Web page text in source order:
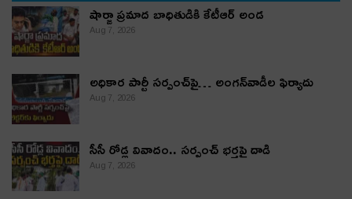
షార్జా ప్రమాద బాధితుడికి కేటీఆర్ అండ
Aug 7, 2026
అధికార పార్టీ స‌ర్పంచ్‌పై… అంగ‌న్‌వాడీల ఫిర్యాదు
Aug 7, 2026
సీసీ రోడ్ల వివాదం.. స‌ర్పంచ్ భ‌ర్త‌పై దాడి
Aug 7, 2026